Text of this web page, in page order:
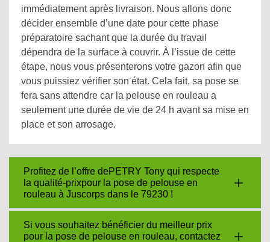
immédiatement après livraison. Nous allons donc
décider ensemble d’une date pour cette phase
préparatoire sachant que la durée du travail
dépendra de la surface à couvrir. À l’issue de cette
étape, nous vous présenterons votre gazon afin que
vous puissiez vérifier son état. Cela fait, sa pose se
fera sans attendre car la pelouse en rouleau a
seulement une durée de vie de 24 h avant sa mise en
place et son arrosage.
Profitez de l’offre dePETRY Tony qui respecte
la qualité-prixpour la pose de pelouse en
rouleau à Juscorps dans le 79230 !
Si vous souhaitez bénéficier du meilleur prix
pour la pose de pelouse en rouleau, contactez